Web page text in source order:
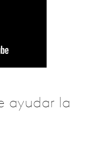
ayudar la